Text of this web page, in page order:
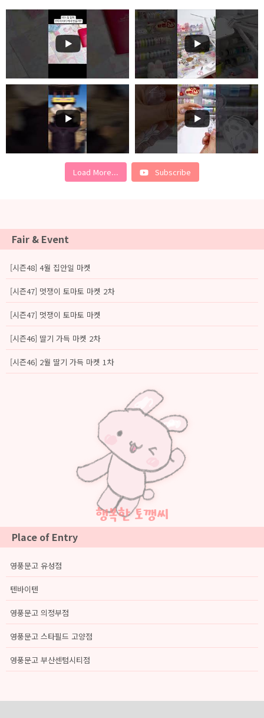
Load More... Subscribe
Fair & Event
[시즌48] 4월 집안일 마켓
[시즌47] 멋쟁이 토마토 마켓 2차
[시즌47] 멋쟁이 토마토 마켓
[시즌46] 딸기 가득 마켓 2차
[시즌46] 2월 딸기 가득 마켓 1차
행복한 토깽씨
Place of Entry
영풍문고 유성점
텐바이텐
영풍문고 의정부점
영풍문고 스타필드 고양점
영풍문고 부산센텀시티점